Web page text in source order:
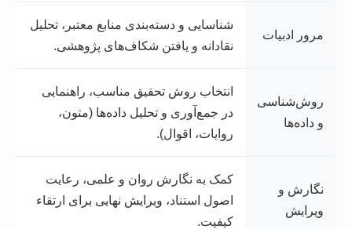
مرور ادبیات
شناسایی و دسته‌بندی منابع معتبر، تحلیل
نقادانه و یافتن شکاف‌های پژوهشی.
روش‌شناسی
و داده‌ها
انتخاب روش تحقیق مناسب، راهنمایی
در جمع‌آوری و تحلیل داده‌ها (متون،
روایات، اقوال).
نگارش و
ویرایش
کمک به نگارش روان و علمی، رعایت
اصول استناد، ویرایش نهایی برای ارتقاء
کیفیت.